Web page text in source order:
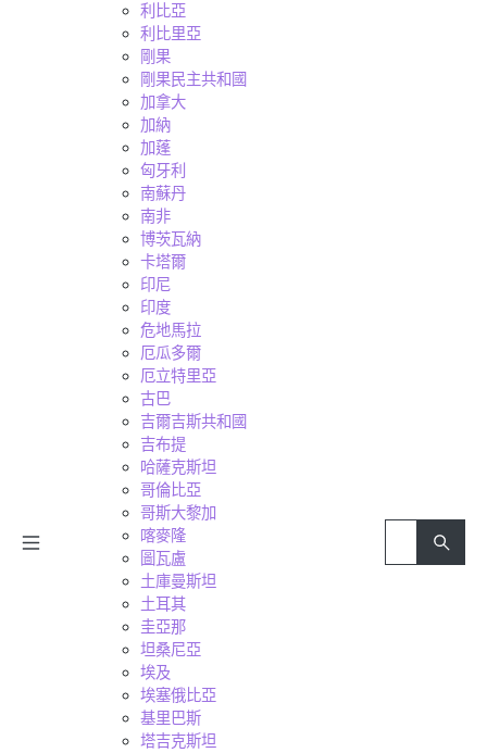
利比亞
利比里亞
剛果
剛果民主共和國
加拿大
加納
加蓬
匈牙利
南蘇丹
南非
博茨瓦納
卡塔爾
印尼
印度
危地馬拉
厄瓜多爾
厄立特里亞
古巴
吉爾吉斯共和國
吉布提
哈薩克斯坦
哥倫比亞
哥斯大黎加
喀麥隆
圖瓦盧
土庫曼斯坦
土耳其
圭亞那
坦桑尼亞
埃及
埃塞俄比亞
基里巴斯
塔吉克斯坦